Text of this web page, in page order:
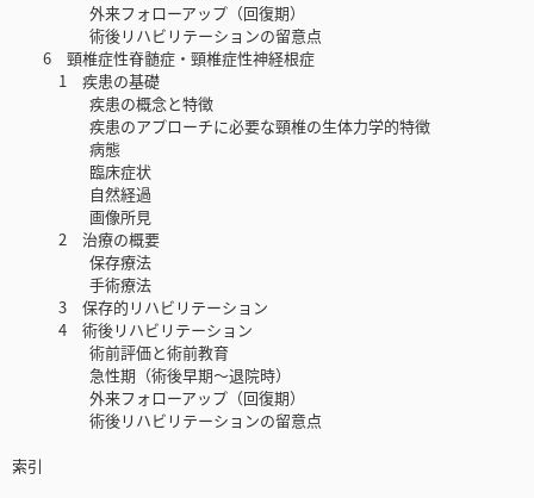
外来フォローアップ（回復期）
術後リハビリテーションの留意点
6 頸椎症性脊髄症・頸椎症性神経根症
1 疾患の基礎
疾患の概念と特徴
疾患のアプローチに必要な頸椎の生体力学的特徴
病態
臨床症状
自然経過
画像所見
2 治療の概要
保存療法
手術療法
3 保存的リハビリテーション
4 術後リハビリテーション
術前評価と術前教育
急性期（術後早期～退院時）
外来フォローアップ（回復期）
術後リハビリテーションの留意点
索引